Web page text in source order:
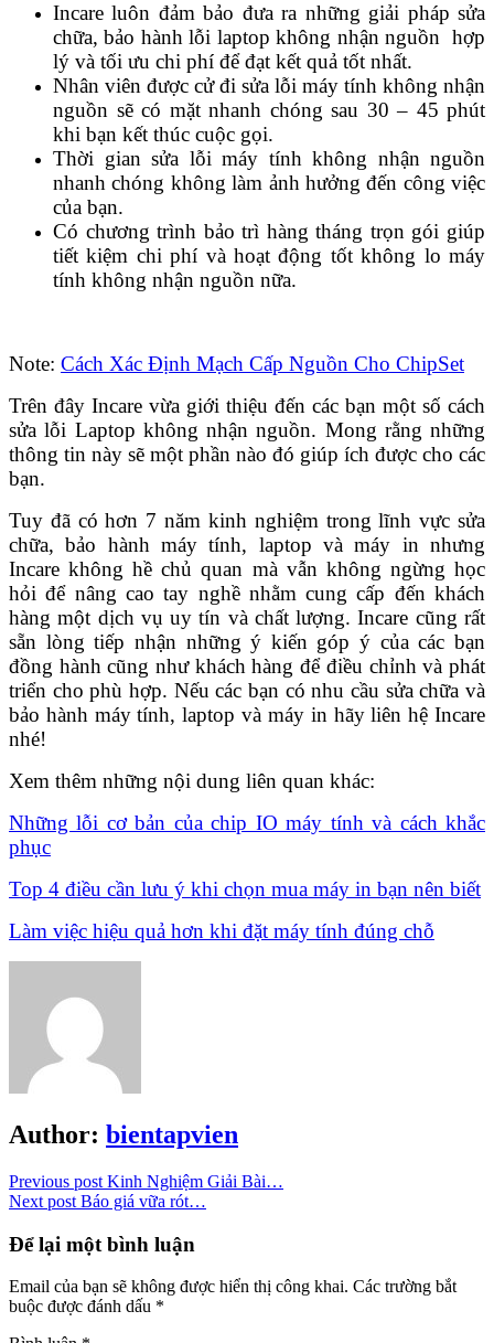
Incare luôn đảm bảo đưa ra những giải pháp sửa
chữa, bảo hành lỗi laptop không nhận nguồn hợp
lý và tối ưu chi phí để đạt kết quả tốt nhất.
Nhân viên được cử đi sửa lỗi máy tính không nhận
nguồn sẽ có mặt nhanh chóng sau 30 – 45 phút
khi bạn kết thúc cuộc gọi.
Thời gian sửa lỗi máy tính không nhận nguồn
nhanh chóng không làm ảnh hưởng đến công việc
của bạn.
Có chương trình bảo trì hàng tháng trọn gói giúp
tiết kiệm chi phí và hoạt động tốt không lo máy
tính không nhận nguồn nữa.
Note: Cách Xác Định Mạch Cấp Nguồn Cho ChipSet
Trên đây Incare vừa giới thiệu đến các bạn một số cách
sửa lỗi Laptop không nhận nguồn. Mong rằng những
thông tin này sẽ một phần nào đó giúp ích được cho các
bạn.
Tuy đã có hơn 7 năm kinh nghiệm trong lĩnh vực sửa
chữa, bảo hành máy tính, laptop và máy in nhưng
Incare không hề chủ quan mà vẫn không ngừng học
hỏi để nâng cao tay nghề nhằm cung cấp đến khách
hàng một dịch vụ uy tín và chất lượng. Incare cũng rất
sẵn lòng tiếp nhận những ý kiến góp ý của các bạn
đồng hành cũng như khách hàng để điều chỉnh và phát
triển cho phù hợp. Nếu các bạn có nhu cầu sửa chữa và
bảo hành máy tính, laptop và máy in hãy liên hệ Incare
nhé!
Xem thêm những nội dung liên quan khác:
Những lỗi cơ bản của chip IO máy tính và cách khắc
phục
Top 4 điều cần lưu ý khi chọn mua máy in bạn nên biết
Làm việc hiệu quả hơn khi đặt máy tính đúng chỗ
Author: bientapvien
Previous post Kinh Nghiệm Giải Bài…
Next post Báo giá vữa rót…
Để lại một bình luận
Email của bạn sẽ không được hiển thị công khai. Các trường bắt
buộc được đánh dấu *